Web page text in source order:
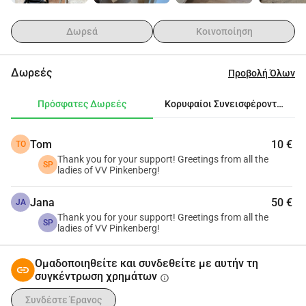
Εκ μέρους της επιτροπής χορηγιών VV Pinkenberg και
DVOV
Δωρεά Κοινοποίηση
Δωρεές Προβολή Όλων
Πρόσφατες Δωρεές Κορυφαίοι Συνεισφέροντες
TO Tom 10 €
SP Thank you for your support! Greetings from all the
ladies of VV Pinkenberg!
JA Jana 50 €
SP Thank you for your support! Greetings from all the
ladies of VV Pinkenberg!
Ομαδοποιηθείτε και συνδεθείτε με αυτήν τη
συγκέντρωση χρημάτων info
Συνδέστε Έρανος